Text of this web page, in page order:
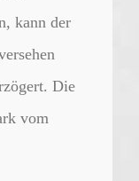
kann der
Die
vom